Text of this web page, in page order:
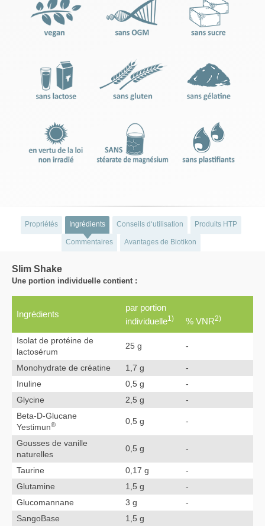
Propriétés Ingrédients Conseils d‘utilisation Produits HTP
Commentaires Avantages de Biotikon
Slim Shake
Une portion individuelle contient :
Ingrédients
par portion
individuelle1) % VNR2)
Isolat de protéine de
lactosérum
25 g -
Monohydrate de créatine 1,7 g
-
Inuline
0,5 g
-
Glycine
2,5 g
-
Beta-D-Glucane
Yestimun® 0,5 g -
Gousses de vanille
naturelles
0,5 g -
Taurine 0,17 g
-
Glutamine
1,5 g
-
Glucomannane
3 g
-
SangoBase
1,5 g